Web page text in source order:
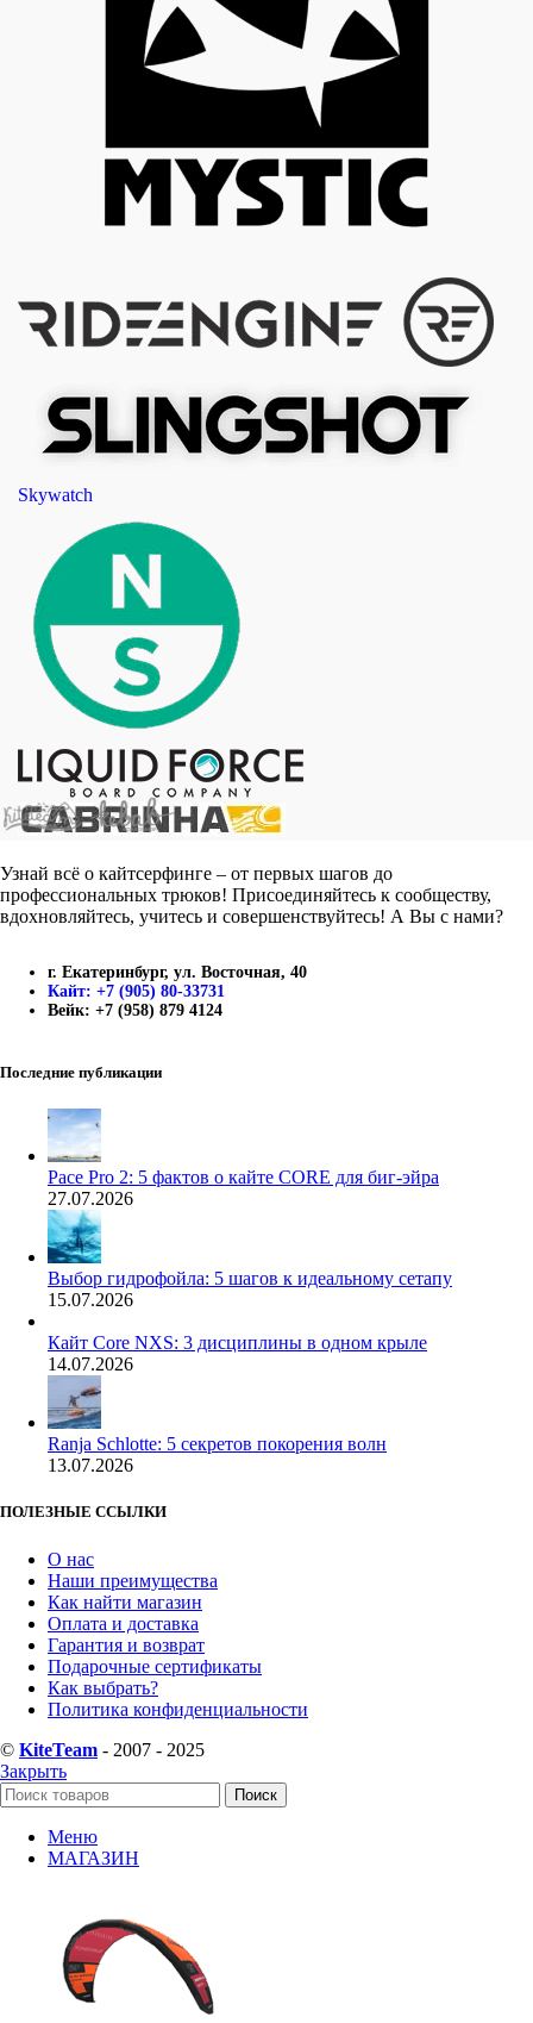
Skywatch
Узнай всё о кайтсерфинге – от первых шагов до
профессиональных трюков! Присоединяйтесь к сообществу,
вдохновляйтесь, учитесь и совершенствуйтесь! А Вы с нами?
г. Екатеринбург, ул. Восточная, 40
Кайт: +7 (905) 80-33731
Вейк: +7 (958) 879 4124
Последние публикации
Pace Pro 2: 5 фактов о кайте CORE для биг-эйра
27.07.2026
Выбор гидрофойла: 5 шагов к идеальному сетапу
15.07.2026
Кайт Core NXS: 3 дисциплины в одном крыле
14.07.2026
Ranja Schlotte: 5 секретов покорения волн
13.07.2026
ПОЛЕЗНЫЕ ССЫЛКИ
О нас
Наши преимущества
Как найти магазин
Оплата и доставка
Гарантия и возврат
Подарочные сертификаты
Как выбрать?
Политика конфиденциальности
© KiteTeam - 2007 - 2025
Закрыть
Поиск
Меню
МАГАЗИН